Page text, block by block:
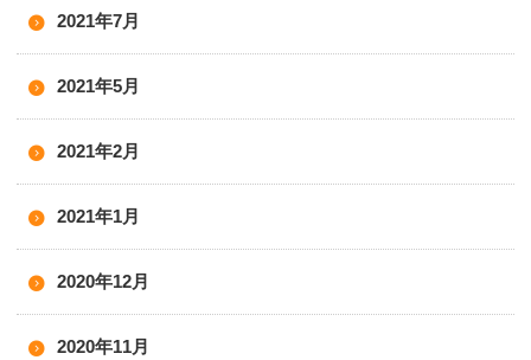
2021年7月
2021年5月
2021年2月
2021年1月
2020年12月
2020年11月